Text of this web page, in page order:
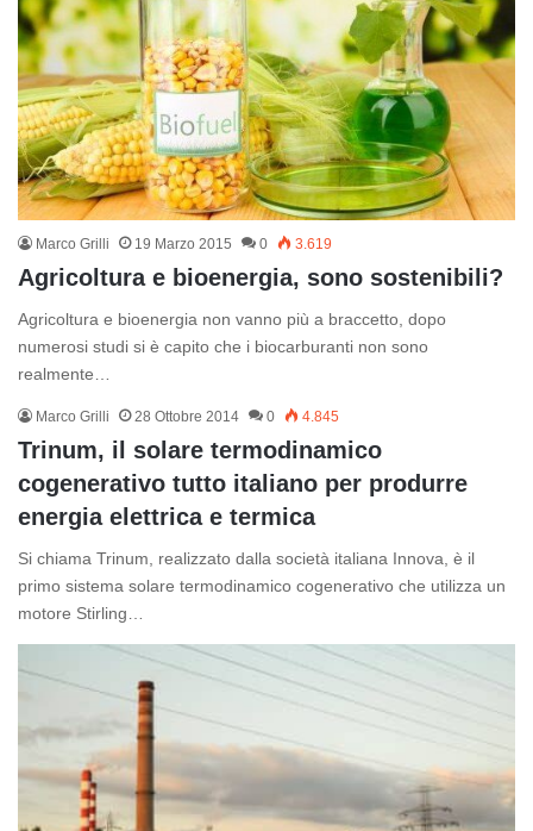
Marco Grilli 19 Marzo 2015 0 3.619
Agricoltura e bioenergia, sono sostenibili?
Agricoltura e bioenergia non vanno più a braccetto, dopo
numerosi studi si è capito che i biocarburanti non sono
realmente…
Marco Grilli 28 Ottobre 2014 0 4.845
Trinum, il solare termodinamico
cogenerativo tutto italiano per produrre
energia elettrica e termica
Si chiama Trinum, realizzato dalla società italiana Innova, è il
primo sistema solare termodinamico cogenerativo che utilizza un
motore Stirling…